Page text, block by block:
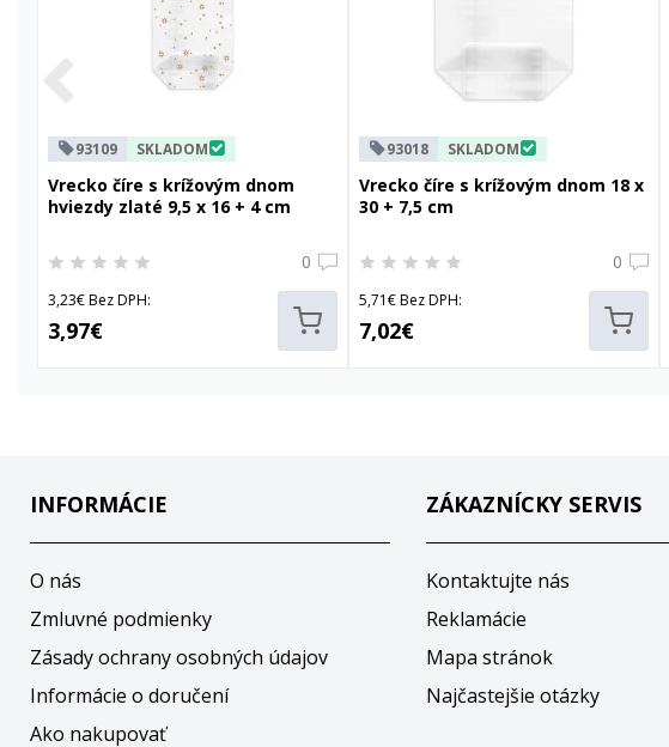
93109 SKLADOM
Vrecko číre s krížovým dnom
hviezdy zlaté 9,5 x 16 + 4 cm
0
3,23€ Bez DPH:
3,97€
93018 SKLADOM
Vrecko číre s krížovým dnom 18 x
30 + 7,5 cm
0
5,71€ Bez DPH:
7,02€
INFORMÁCIE
O nás
Zmluvné podmienky
Zásady ochrany osobných údajov
Informácie o doručení
Ako nakupovať
ZÁKAZNÍCKY SERVIS
Kontaktujte nás
Reklamácie
Mapa stránok
Najčastejšie otázky